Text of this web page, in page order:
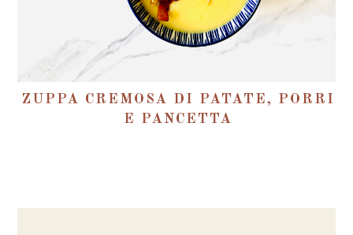
ZUPPA CREMOSA DI PATATE, PORRI
E PANCETTA